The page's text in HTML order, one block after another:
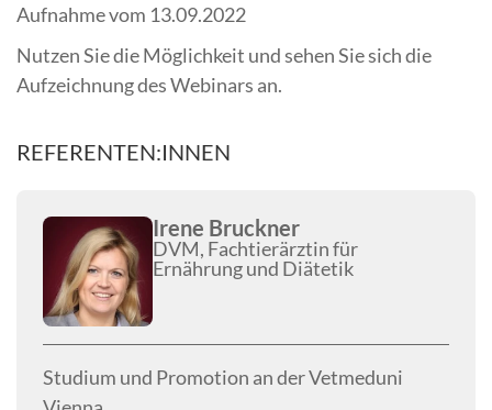
Aufnahme vom 13.09.2022
Nutzen Sie die Möglichkeit und sehen Sie sich die
Aufzeichnung des Webinars an.
REFERENTEN:INNEN
Irene Bruckner
DVM, Fachtierärztin für
Ernährung und Diätetik
Studium und Promotion an der Vetmeduni